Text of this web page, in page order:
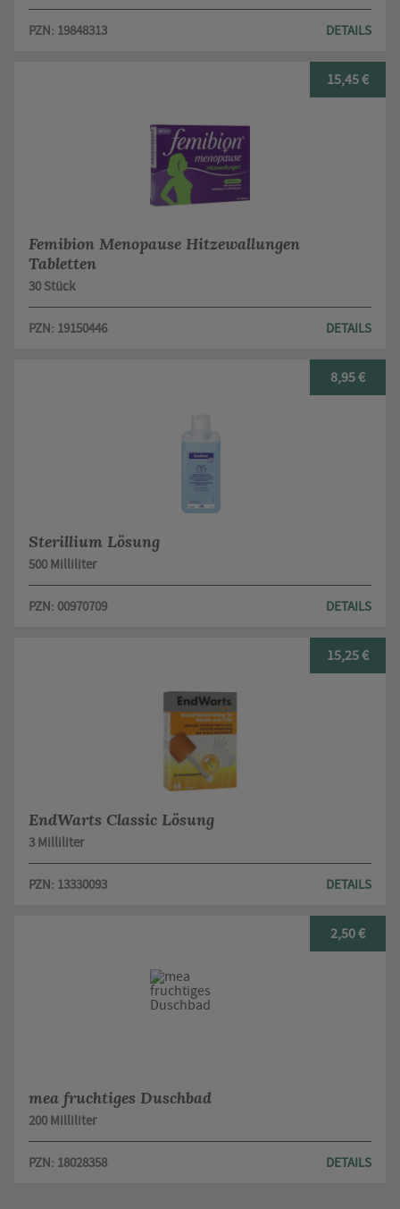
PZN: 19848313 DETAILS
15,45 €
Femibion Menopause Hitzewallungen
Tabletten
30 Stück
PZN: 19150446 DETAILS
8,95 €
Sterillium Lösung
500 Milliliter
PZN: 00970709 DETAILS
15,25 €
EndWarts Classic Lösung
3 Milliliter
PZN: 13330093 DETAILS
2,50 €
mea fruchtiges Duschbad
200 Milliliter
PZN: 18028358 DETAILS